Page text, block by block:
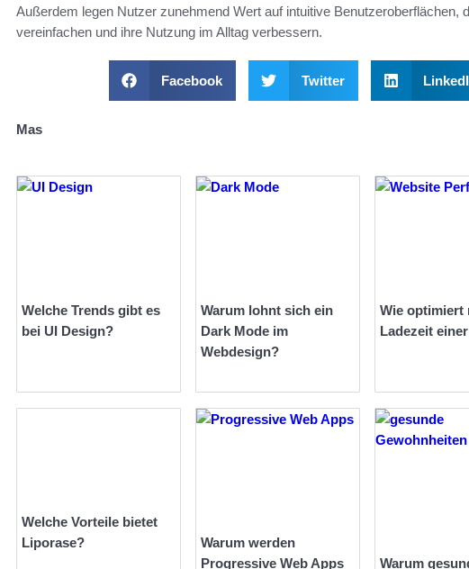
Außerdem legen Nutzer zunehmend Wert auf intuitive Benutzeroberflächen,
vereinfachen und ihre Nutzung im Alltag verbessern.
Facebook Twitter
Mas
Welche Trends gibt es
bei UI Design?
Warum lohnt sich ein
Dark Mode im
Webdesign?
Wie optimiert
Ladezeit
Welche Vorteile bietet
Liporase?
Warum werden
Progressive Web Apps
Warum